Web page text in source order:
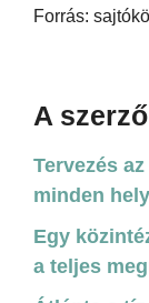
Forrás:
A
Tervezés
minden
Egy
a teljes